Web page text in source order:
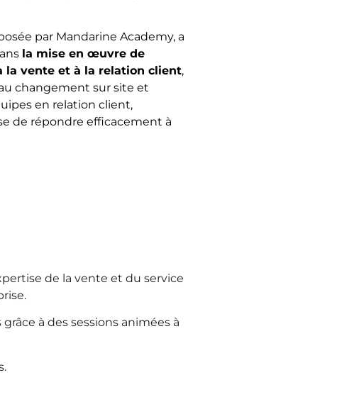
par Mandarine Academy, a
la mise en œuvre de
la vente et à la relation client,
changement sur site et
en relation client,
de répondre efficacement à
de la vente et du service
à des sessions animées à